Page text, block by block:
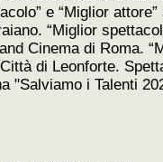
e “Miglior
“Miglior
Cinema di Roma.
di Leonforte.
"Salviamo i Talenti